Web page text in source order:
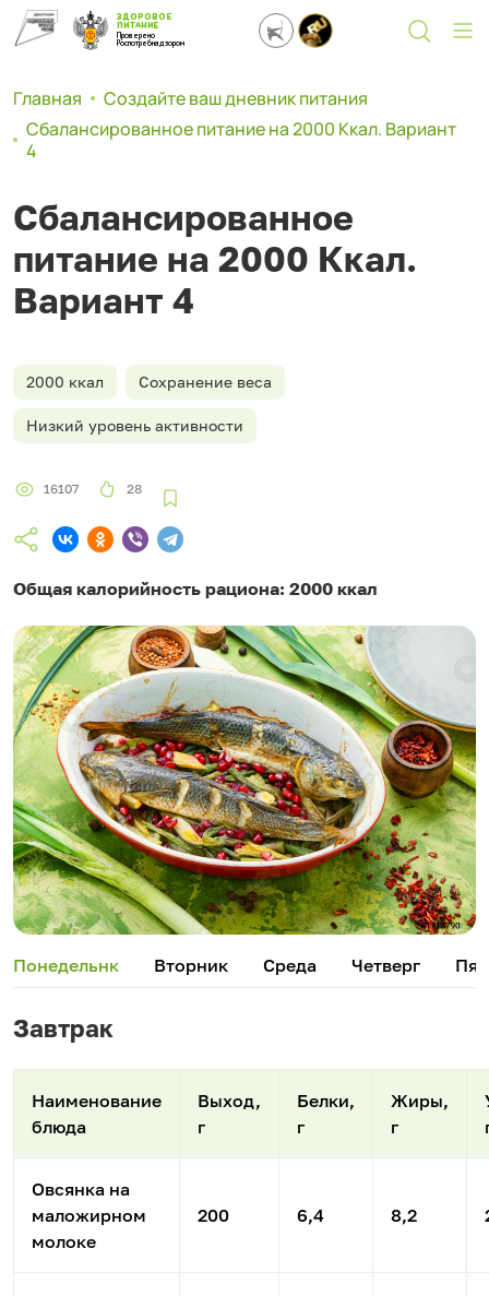
ЗДОРОВОЕ
ПИТАНИЕ
Проверено
Роспотребнадзором
Главная
Создайте ваш дневник питания
Сбалансированное питание на 2000 Ккал. Вариант
4
Сбалансированное
питание на 2000 Ккал.
Вариант 4
2000 ккал Сохранение веса
Низкий уровень активности
16107 28
Общая калорийность рациона: 2000 ккал
Понедельнк Вторник Среда Четверг
Завтрак
Наименование
блюда
Выход,
г
Белки,
г
Жиры,
г
Овсянка на
маложирном
молоке
200 6,4 8,2